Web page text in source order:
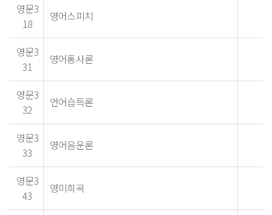
영문3
18
영어스피치
영문3
31
영어통사론
영문3
32
언어습득론
영문3
33
영어음운론
영문3
43
영미희곡